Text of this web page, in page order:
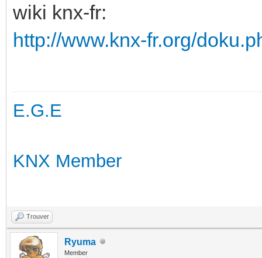
wiki knx-fr:
http://www.knx-fr.org/
E.G.E
KNX Member
Trouver
Ryuma
Member